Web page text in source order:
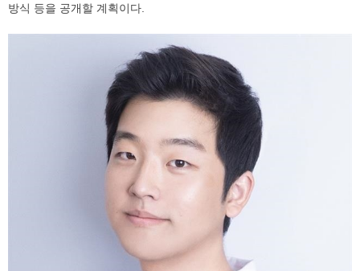
방식 등을 공개할 계획이다.